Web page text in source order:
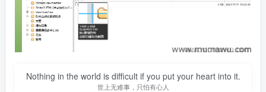
Nothing in the world is difficult if you put your heart into it.
世上无难事，只怕有心人